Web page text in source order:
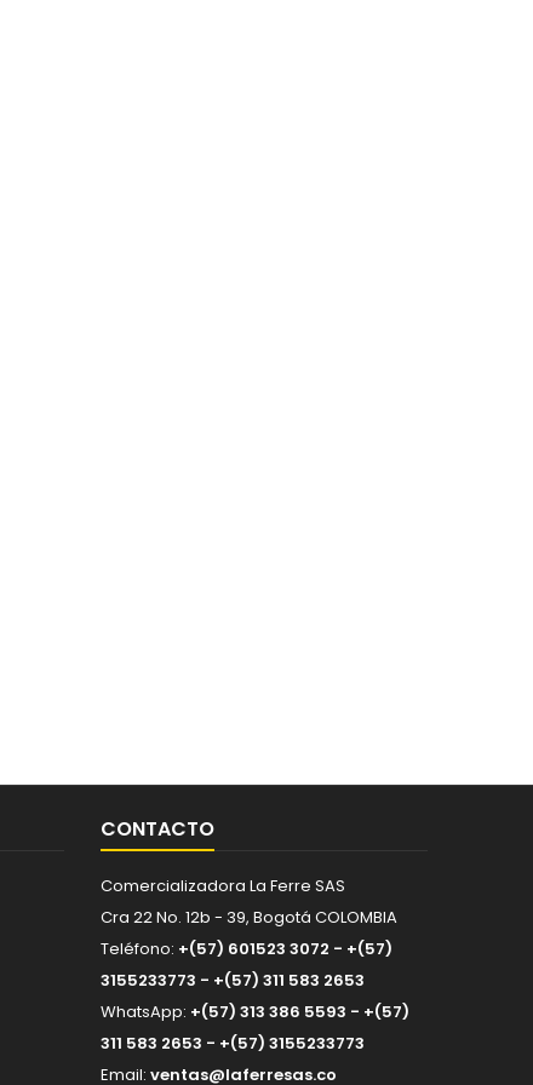
CONTACTO
Comercializadora La Ferre SAS
Cra 22 No. 12b - 39, Bogotá COLOMBIA
Teléfono: +(57) 601523 3072 - +(57)
3155233773 - +(57) 311 583 2653
WhatsApp: +(57) 313 386 5593 - +(57)
311 583 2653 - +(57) 3155233773
Email: ventas@laferresas.co